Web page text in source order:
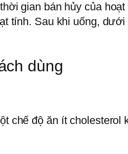
gian bán hủy của
tính. Sau khi uống,
dùng
chế độ ăn ít